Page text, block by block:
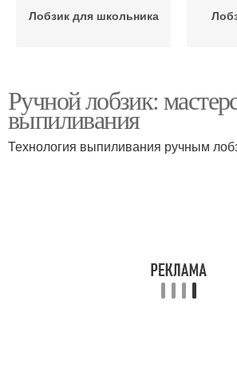
Лобзик для школьника
Ручной лобзик:
выпиливания
Технология выпиливания ручным